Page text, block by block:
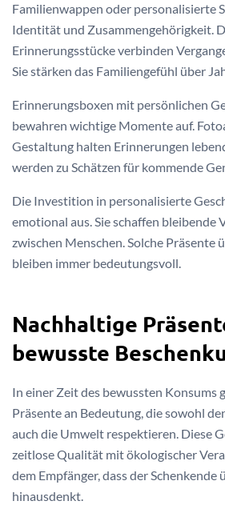
Familienwappen oder personalisierte
Identität und Zusammengehörigkeit.
Erinnerungsstücke verbinden
Sie stärken das Familiengefühl über
Erinnerungsboxen mit persönlichen
bewahren wichtige Momente auf.
Gestaltung halten Erinnerungen
werden zu Schätzen für kommende
Die Investition in personalisierte
emotional aus. Sie schaffen bleibende
zwischen Menschen. Solche Präsente
bleiben immer bedeutungsvoll.
Nachhaltige
bewusste
In einer Zeit des bewussten Konsums
Präsente an Bedeutung, die sowohl
auch die Umwelt respektieren. Diese
zeitlose Qualität mit ökologischer
dem Empfänger, dass der
hinausdenkt.